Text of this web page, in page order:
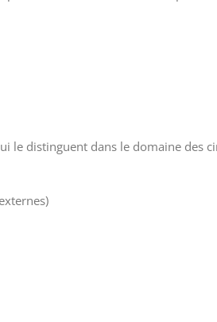
le distinguent dans le domaine des